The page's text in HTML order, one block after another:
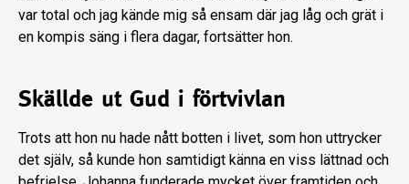
var total och jag kände mig så ensam där jag låg och grät i
en kompis säng i flera dagar, fortsätter hon.
Skällde ut Gud i förtvivlan
Trots att hon nu hade nått botten i livet, som hon uttrycker
det själv, så kunde hon samtidigt känna en viss lättnad och